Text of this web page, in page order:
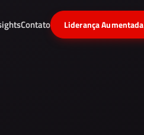
Contato Liderança Aumentada